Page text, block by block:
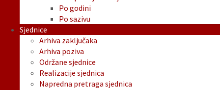
Po godini
Po sazivu
Sjednice
Arhiva zaključaka
Arhiva poziva
Održane sjednice
Realizacije sjednica
Napredna pretraga sjednica